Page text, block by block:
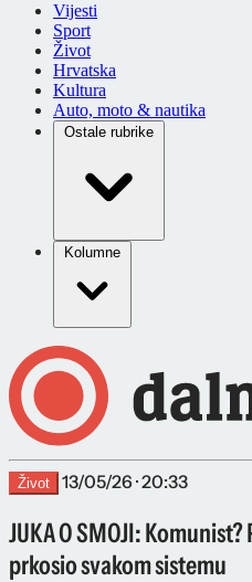
Vijesti
Sport
Život
Hrvatska
Kultura
Auto, moto & nautika
Ostale rubrike
Kolumne
Život 13/05/26 · 20:33
JUKA O SMOJI:
prkosio svakom sistemu